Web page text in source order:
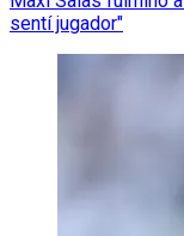
sentí jugador"